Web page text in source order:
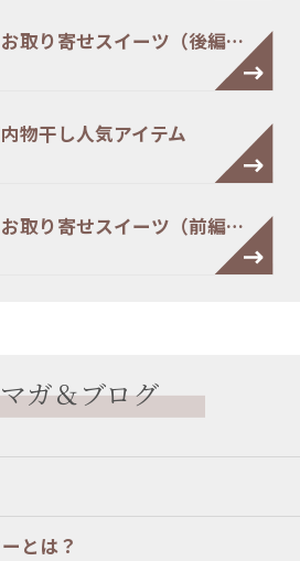
取り寄せスイーツ（後編…
物干し人気アイテム
取り寄せスイーツ（前編…
ガ＆ブログ
とは？